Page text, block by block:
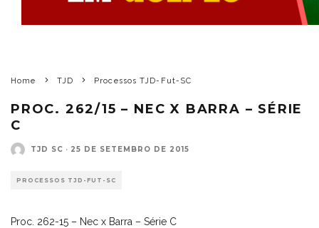
Home TJD Processos TJD-Fut-SC
PROC. 262/15 – NEC X BARRA – SÉRIE
C
TJD SC · 25 DE SETEMBRO DE 2015
PROCESSOS TJD-FUT-SC
Proc. 262-15 – Nec x Barra – Série C